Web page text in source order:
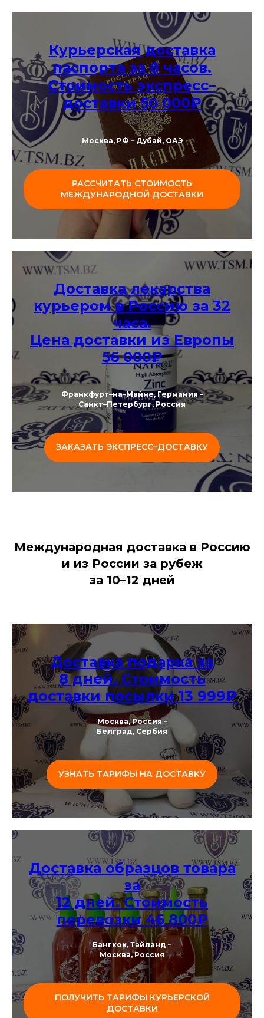
Курьерская доставка
паспорта за 8 часов.
Стоимость экспресс–
доставки 50 000₽
Москва, РФ – Дубай, ОАЭ
РАССЧИТАТЬ СТОИМОСТЬ
МЕЖДУНАРОДНОЙ ДОСТАВКИ
Доставка лекарства
курьером в Россию за 32
часа.
Цена доставки из Европы
56 000₽
Франкфурт–на–Майне, Германия –
Санкт–Петербург, Россия
ЗАКАЗАТЬ ЭКСПРЕСС–ДОСТАВКУ
Международная доставка в Россию
и из России за рубеж
за 10–12 дней
Доставка подарка за
8 дней. Стоимость
доставки посылки 13 999₽
Москва, Россия –
Белград, Сербия
УЗНАТЬ ТАРИФЫ НА ДОСТАВКУ
Доставка образцов товара
за
12 дней. Стоимость
перевозки 46 800₽
Бангкок, Тайланд –
Москва, Россия
ПОЛУЧИТЬ ТАРИФЫ КУРЬЕРСКОЙ
ДОСТАВКИ